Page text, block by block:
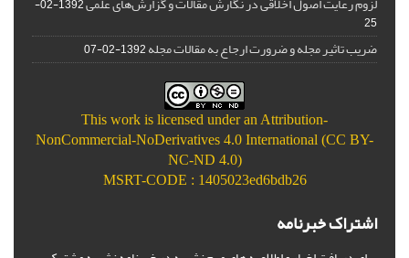
1392-02-
25
ضریب تاثیر مجله و ضرورت ارجاع به مقالات مجله1392-02-07
This work is licensed under an Attribution-
NonCommercial-NoDerivatives 4.0 International (CC BY-
NC-ND 4.0)
MSRT-CODE : 1405023ed6bdb26
اشتراک خبرنامه